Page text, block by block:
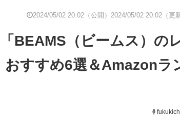
経
製
エ
2024/05/02 20:02（公開） 2024/05/02 20:02（更新
BEAMS（ビームス）の
おすすめ6選＆Amazonラ